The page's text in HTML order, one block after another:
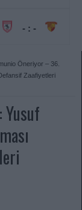
- : -
Öneriyor – 36.
Zaafiyetleri